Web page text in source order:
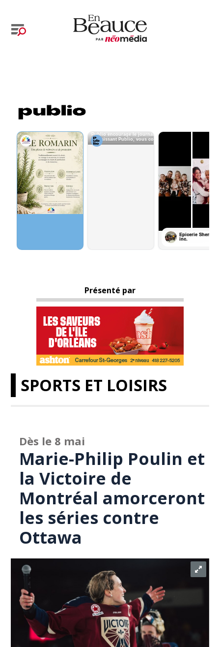
Présenté par
SPORTS ET LOISIRS
Dès le 8 mai
Marie-Philip Poulin et
la Victoire de
Montréal amorceront
les séries contre
Ottawa